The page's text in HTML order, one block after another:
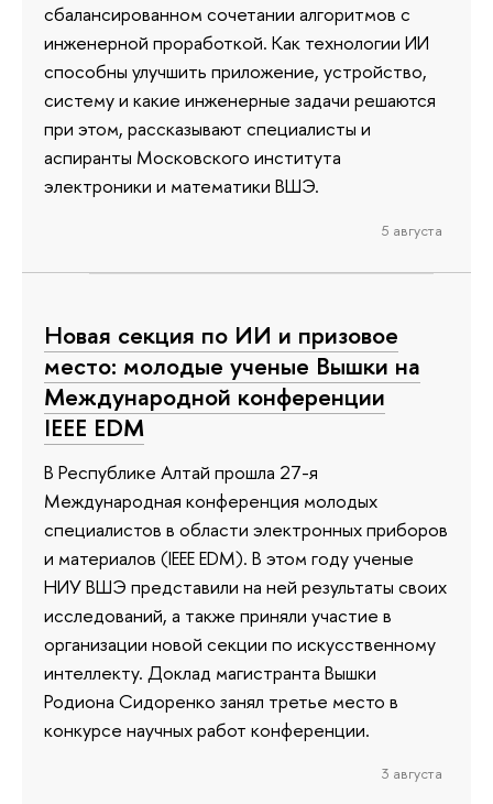
сбалансированном сочетании алгоритмов с
инженерной проработкой. Как технологии ИИ
способны улучшить приложение, устройство,
систему и какие инженерные задачи решаются
при этом, рассказывают специалисты и
аспиранты Московского института
электроники и математики ВШЭ.
5 августа
Новая секция по ИИ и призовое
место: молодые ученые Вышки на
Международной конференции
IEEE EDM
В Республике Алтай прошла 27-я
Международная конференция молодых
специалистов в области электронных приборов
и материалов (IEEE EDM). В этом году ученые
НИУ ВШЭ представили на ней результаты своих
исследований, а также приняли участие в
организации новой секции по искусственному
интеллекту. Доклад магистранта Вышки
Родиона Сидоренко занял третье место в
конкурсе научных работ конференции.
3 августа